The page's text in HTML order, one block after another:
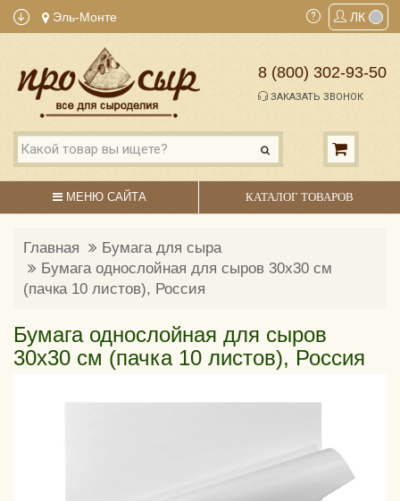
Эль-Монте ЛК
8 (800) 302-93-50
ЗАКАЗАТЬ ЗВОНОК
МЕНЮ САЙТА КАТАЛОГ ТОВАРОВ
Главная
Бумага для сыра
Бумага однослойная для сыров 30х30 см
(пачка 10 листов), Россия
Бумага однослойная для сыров
30х30 см (пачка 10 листов), Россия